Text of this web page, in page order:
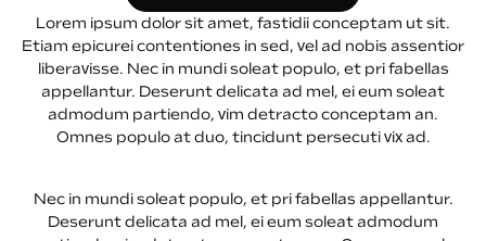
Lorem ipsum dolor sit amet, fastidii conceptam ut sit.
Etiam epicurei contentiones in sed, vel ad nobis assentior
liberavisse. Nec in mundi soleat populo, et pri fabellas
appellantur. Deserunt delicata ad mel, ei eum soleat
admodum partiendo, vim detracto conceptam an.
Omnes populo at duo, tincidunt persecuti vix ad.
Nec in mundi soleat populo, et pri fabellas appellantur.
Deserunt delicata ad mel, ei eum soleat admodum